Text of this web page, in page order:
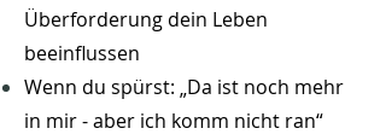
Überforderung dein Leben
beeinflussen
Wenn du spürst: „Da ist noch mehr
in mir - aber ich komm nicht ran“